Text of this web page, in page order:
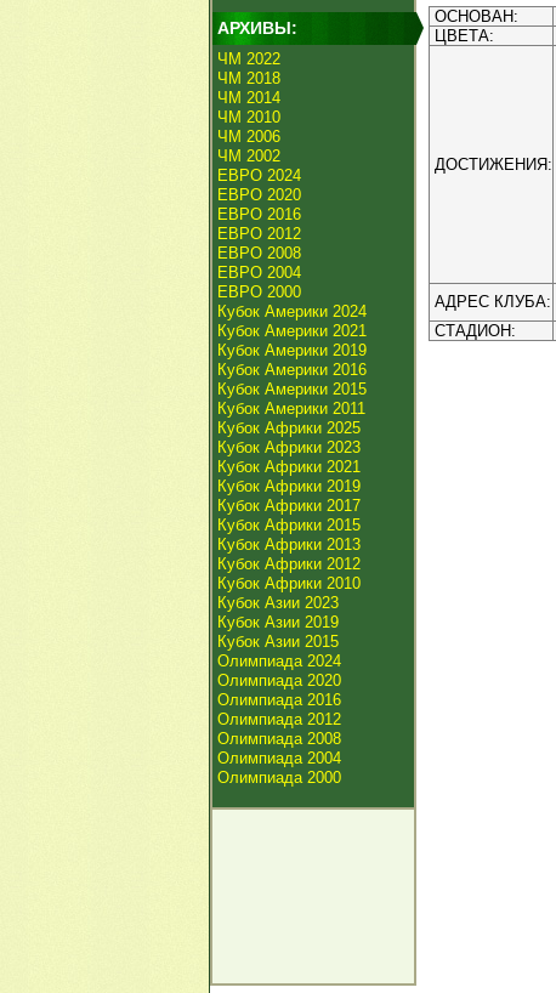
АРХИВЫ:
ЧМ 2022
ЧМ 2018
ЧМ 2014
ЧМ 2010
ЧМ 2006
ЧМ 2002
ЕВРО 2024
ЕВРО 2020
ЕВРО 2016
ЕВРО 2012
ЕВРО 2008
ЕВРО 2004
ЕВРО 2000
Кубок Америки 2024
Кубок Америки 2021
Кубок Америки 2019
Кубок Америки 2016
Кубок Америки 2015
Кубок Америки 2011
Кубок Африки 2025
Кубок Африки 2023
Кубок Африки 2021
Кубок Африки 2019
Кубок Африки 2017
Кубок Африки 2015
Кубок Африки 2013
Кубок Африки 2012
Кубок Африки 2010
Кубок Азии 2023
Кубок Азии 2019
Кубок Азии 2015
Олимпиада 2024
Олимпиада 2020
Олимпиада 2016
Олимпиада 2012
Олимпиада 2008
Олимпиада 2004
Олимпиада 2000
ОСНОВАН:
ЦВЕТА:
ДОСТИЖЕНИЯ:
АДРЕС КЛУБА:
СТАДИОН: